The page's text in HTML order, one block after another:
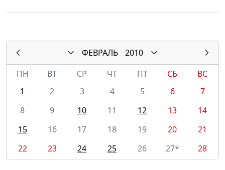
ФЕВРАЛЬ
2010
ПН
ВТ СР ЧТ ПТ СБ
ВС
1
2 3 4 5 6
7
8
9 10 11 12 13
14
15
16 17 18 19 20
21
22
23 24 25 26 27* 28